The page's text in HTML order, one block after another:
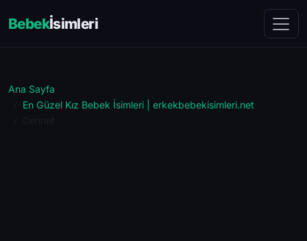
Bebekİsimleri
Ana Sayfa
En Güzel Kız Bebek İsimleri | erkekbebekisimleri.net